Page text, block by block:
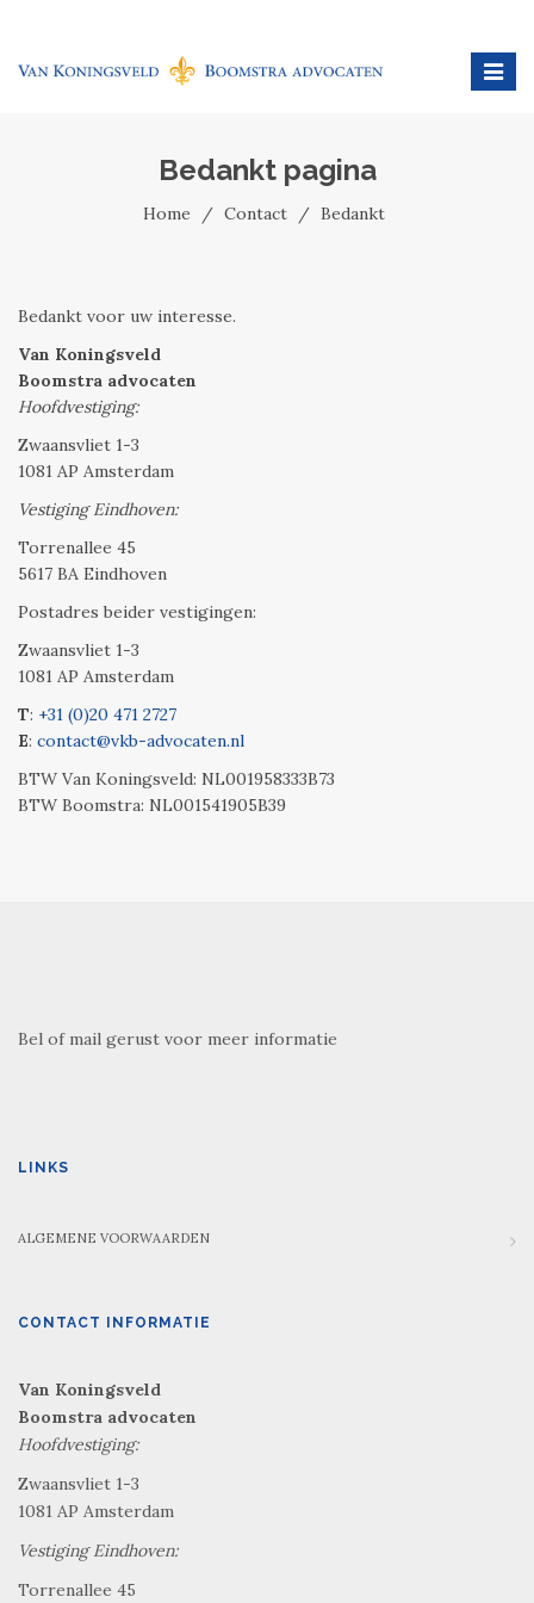
Bedankt pagina
Home Contact Bedankt
Bedankt voor uw interesse.
Van Koningsveld
Boomstra advocaten
Hoofdvestiging:
Zwaansvliet 1-3
1081 AP Amsterdam
Vestiging Eindhoven:
Torrenallee 45
5617 BA Eindhoven
Postadres beider vestigingen:
Zwaansvliet 1-3
1081 AP Amsterdam
T: +31 (0)20 471 2727
E: contact@vkb-advocaten.nl
BTW Van Koningsveld: NL001958333B73
BTW Boomstra: NL001541905B39
Bel of mail gerust voor meer informatie
LINKS
ALGEMENE VOORWAARDEN
CONTACT INFORMATIE
Van Koningsveld
Boomstra advocaten
Hoofdvestiging:
Zwaansvliet 1-3
1081 AP Amsterdam
Vestiging Eindhoven:
Torrenallee 45